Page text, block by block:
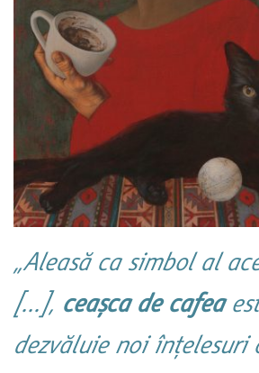
„Aleasă ca simbol al
[…], ceașca de cafea
dezvăluie noi înțelesuri